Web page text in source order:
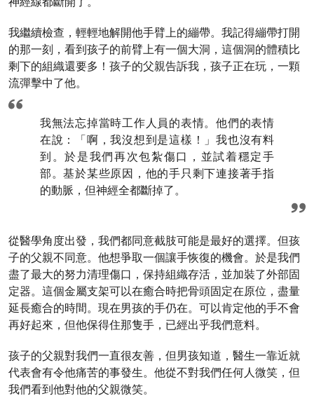
我繼續檢查，輕輕地解開他手臂上的繃帶。我記得繃帶打開
的那一刻，看到孩子的前臂上有一個大洞，這個洞的體積比
剩下的組織還要多！孩子的父親告訴我，孩子正在玩，一顆
流彈擊中了他。
我無法忘掉當時工作人員的表情。他們的表情
在說：「啊，我沒想到是這樣！」我也沒有料
到。於是我們再次包紮傷口，並試着穩定手
部。基於某些原因，他的手只剩下連接著手指
的動脈，但神經全都斷掉了。
從醫學角度出發，我們都同意截肢可能是最好的選擇。但孩
子的父親不同意。他想爭取一個讓手恢復的機會。於是我們
盡了最大的努力清理傷口，保持組織存活，並加裝了外部固
定器。這個金屬支架可以在癒合時把骨頭固定在原位，盡量
延長癒合的時間。現在男孩的手仍在。可以肯定他的手不會
再好起來，但他保得住那隻手，已經出乎我們意料。
孩子的父親對我們一直很友善，但男孩知道，醫生一靠近就
代表會有令他痛苦的事發生。他從不對我們任何人微笑，但
我們看到他對他的父親微笑。